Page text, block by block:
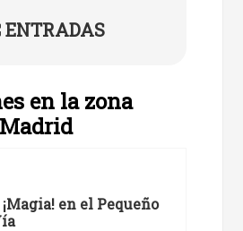
ENTRADAS
en la zona
en el Pequeño